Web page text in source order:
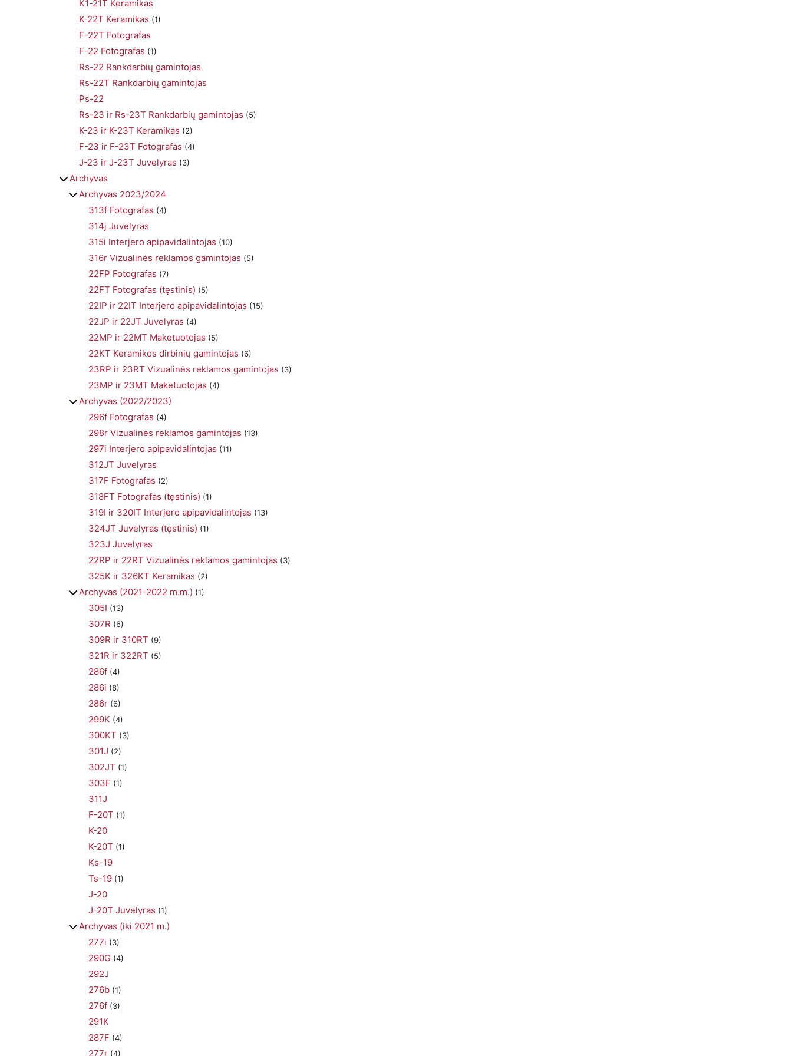
K1-21T Keramikas
K-22T Keramikas (1)
F-22T Fotografas
F-22 Fotografas (1)
Rs-22 Rankdarbių gamintojas
Rs-22T Rankdarbių gamintojas
Ps-22
Rs-23 ir Rs-23T Rankdarbių gamintojas (5)
K-23 ir K-23T Keramikas (2)
F-23 ir F-23T Fotografas (4)
J-23 ir J-23T Juvelyras (3)
Archyvas
Archyvas 2023/2024
313f Fotografas (4)
314j Juvelyras
315i Interjero apipavidalintojas (10)
316r Vizualinės reklamos gamintojas (5)
22FP Fotografas (7)
22FT Fotografas (tęstinis) (5)
22IP ir 22IT Interjero apipavidalintojas (15)
22JP ir 22JT Juvelyras (4)
22MP ir 22MT Maketuotojas (5)
22KT Keramikos dirbinių gamintojas (6)
23RP ir 23RT Vizualinės reklamos gamintojas (3)
23MP ir 23MT Maketuotojas (4)
Archyvas (2022/2023)
296f Fotografas (4)
298r Vizualinės reklamos gamintojas (13)
297i Interjero apipavidalintojas (11)
312JT Juvelyras
317F Fotografas (2)
318FT Fotografas (tęstinis) (1)
319I ir 320IT Interjero apipavidalintojas (13)
324JT Juvelyras (tęstinis) (1)
323J Juvelyras
22RP ir 22RT Vizualinės reklamos gamintojas (3)
325K ir 326KT Keramikas (2)
Archyvas (2021-2022 m.m.) (1)
305I (13)
307R (6)
309R ir 310RT (9)
321R ir 322RT (5)
286f (4)
286i (8)
286r (6)
299K (4)
300KT (3)
301J (2)
302JT (1)
303F (1)
311J
F-20T (1)
K-20
K-20T (1)
Ks-19
Ts-19 (1)
J-20
J-20T Juvelyras (1)
Archyvas (iki 2021 m.)
277i (3)
290G (4)
292J
276b (1)
276f (3)
291K
287F (4)
277r (4)